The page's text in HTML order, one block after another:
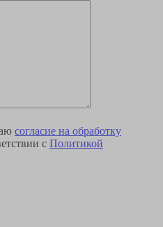
согласие на обработку
с Политикой